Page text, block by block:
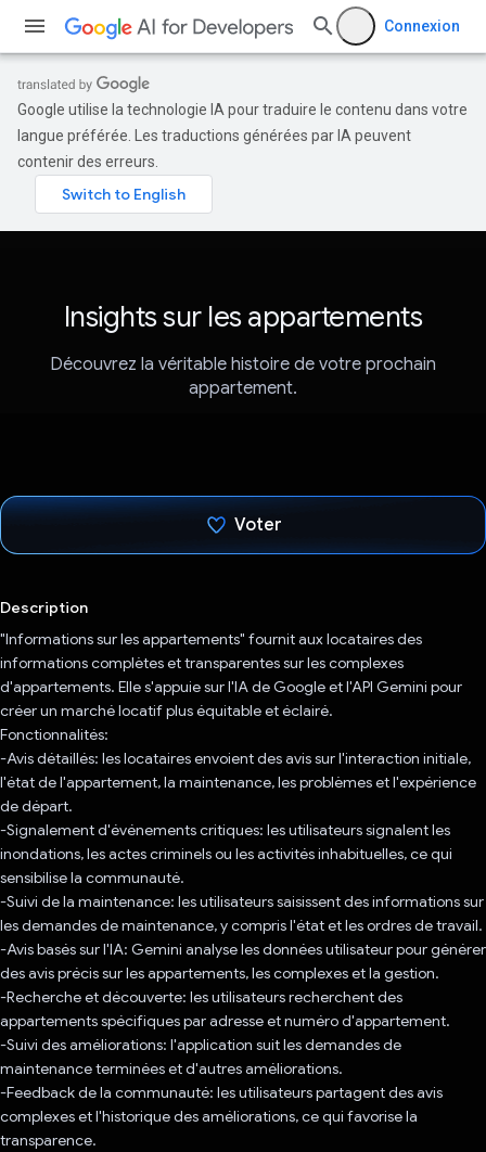
Connexion
Google utilise la technologie IA pour traduire le contenu dans votre
langue préférée. Les traductions générées par IA peuvent
contenir des erreurs.
Insights sur les appartements
Découvrez la véritable histoire de votre prochain
appartement.
Voter
Description
"Informations sur les appartements" fournit aux locataires des
informations complètes et transparentes sur les complexes
d'appartements. Elle s'appuie sur l'IA de Google et l'API Gemini pour
créer un marché locatif plus équitable et éclairé.
Fonctionnalités:
-Avis détaillés: les locataires envoient des avis sur l'interaction initiale,
l'état de l'appartement, la maintenance, les problèmes et l'expérience
de départ.
-Signalement d'événements critiques: les utilisateurs signalent les
inondations, les actes criminels ou les activités inhabituelles, ce qui
sensibilise la communauté.
-Suivi de la maintenance: les utilisateurs saisissent des informations sur
les demandes de maintenance, y compris l'état et les ordres de travail.
-Avis basés sur l'IA: Gemini analyse les données utilisateur pour générer
des avis précis sur les appartements, les complexes et la gestion.
-Recherche et découverte: les utilisateurs recherchent des
appartements spécifiques par adresse et numéro d'appartement.
-Suivi des améliorations: l'application suit les demandes de
maintenance terminées et d'autres améliorations.
-Feedback de la communauté: les utilisateurs partagent des avis
complexes et l'historique des améliorations, ce qui favorise la
transparence.